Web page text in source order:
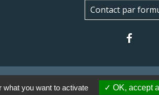
Contact par
you want to activate OK, accept all